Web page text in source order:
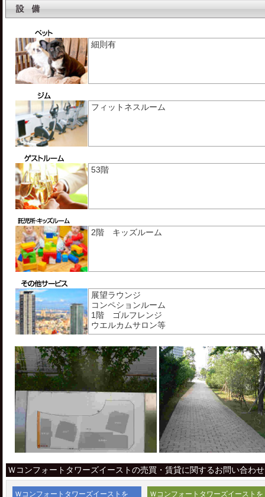
細則有
フィットネスルーム
53階
2階 キッズルーム
展望ラウンジ
コンペションルーム
1階 ゴルフレンジ
ウエルカムサロン等
Ｗコンフォートタワーズイーストの売買・賃貸に関するお問い合わせ
Ｗコンフォートタワーズイーストを Ｗコンフォートタワーズイーストを